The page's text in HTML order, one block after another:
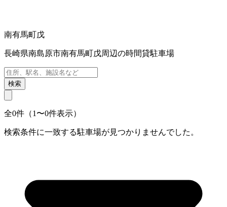
南有馬町戊
長崎県南島原市南有馬町戊周辺の時間貸駐車場
検索
全0件（1〜0件表示）
検索条件に一致する駐車場が見つかりませんでした。